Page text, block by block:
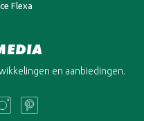
Flexa
en aanbiedingen.